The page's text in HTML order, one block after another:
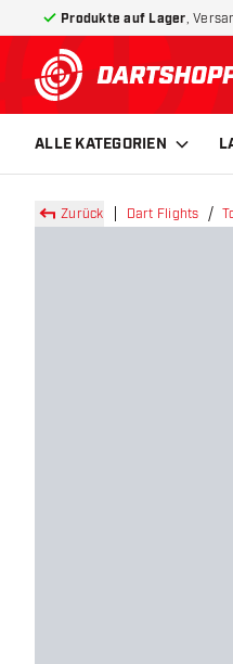
Produkte auf Lager ,
zurück
ALLE KATEGORIEN
Zurück Dart Flights